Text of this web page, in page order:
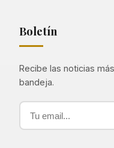
Boletín
Recibe las noticias
bandeja.